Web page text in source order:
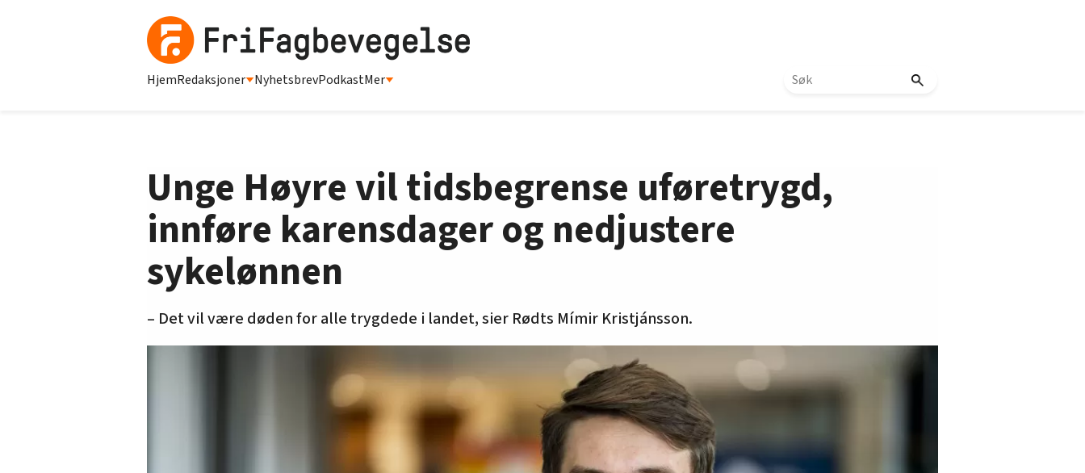
HjemRedaksjoner NyhetsbrevPodkastMer
Unge Høyre vil tidsbegrense uføretrygd,
innføre karensdager og nedjustere
sykelønnen
– Det vil være døden for alle trygdede i landet, sier Rødts Mímir Kristjánsson.